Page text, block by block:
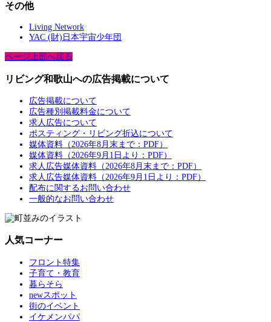
その他
Living Network
YAC (財)日本宇宙少年団
ページ上部へ戻る
リビング和歌山への広告掲載について
広告掲載について
広告種別掲載料金について
求人広告について
ポスティング・リビング折込について
媒体資料（2026年8月末まで：PDF）
媒体資料（2026年9月1日より：PDF）
求人広告媒体資料（2026年8月末まで：PDF）
求人広告媒体資料（2026年9月1日より：PDF）
配布に関するお問い合わせ
一般的なお問い合わせ
人気コーナー
フロント特集
子育て・教育
暮らそら
newスポット
街のイベント
イケメンパパ